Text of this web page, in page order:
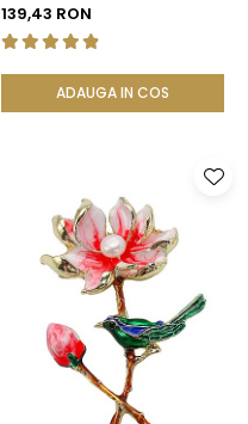
139,43 RON
ADAUGA IN COS